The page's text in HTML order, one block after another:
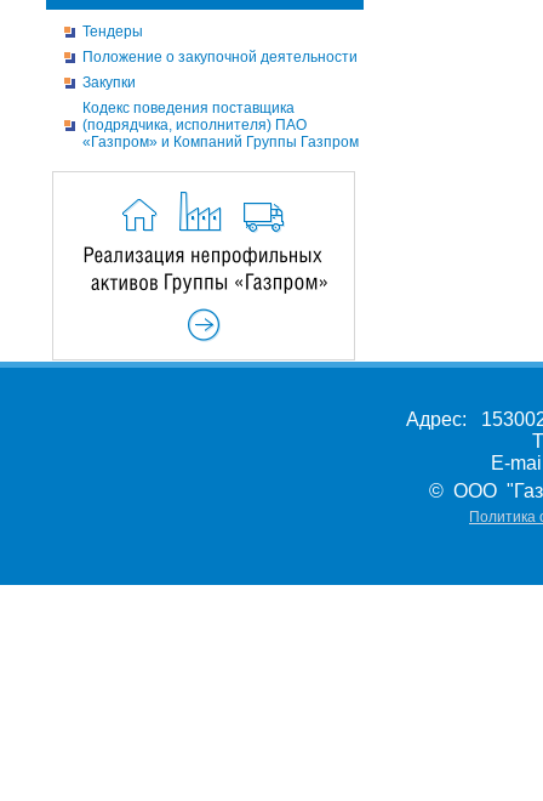
Тендеры
Положение о закупочной деятельности
Закупки
Кодекс поведения поставщика
(подрядчика, исполнителя) ПАО
«Газпром» и Компаний Группы Газпром
Адрес:
E-
© ООО
Политика